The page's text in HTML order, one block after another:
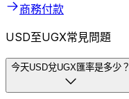
商務付款
USD至UGX常見問題
今天USD兌UGX匯率是多少？